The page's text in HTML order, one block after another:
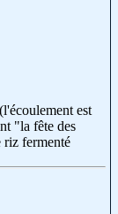
est
"la fête des
riz fermenté